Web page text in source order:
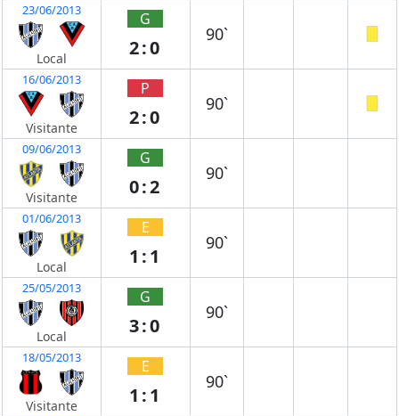
23/06/2013
Local
G
2:0
90`
16/06/2013
Visitante
P
2:0
90`
09/06/2013
Visitante
G
0:2
90`
01/06/2013
Local
E
1:1
90`
25/05/2013
Local
G
3:0
90`
18/05/2013
Visitante
E
1:1
90`